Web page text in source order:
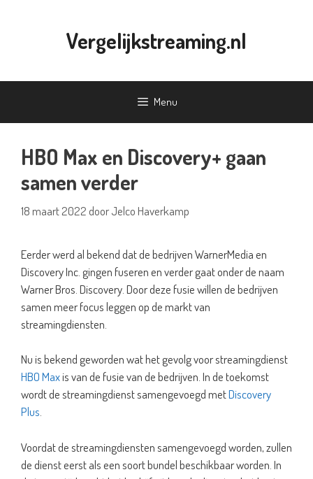
Vergelijkstreaming.nl
Menu
HBO Max en Discovery+ gaan
samen verder
18 maart 2022 doorJelco Haverkamp
Eerder werd al bekend dat de bedrijven WarnerMedia en
Discovery Inc. gingen fuseren en verder gaat onder de naam
Warner Bros. Discovery. Door deze fusie willen de bedrijven
samen meer focus leggen op de markt van
streamingdiensten.
Nu is bekend geworden wat het gevolg voor streamingdienst
HBO Maxis van de fusie van de bedrijven. In de toekomst
wordt de streamingdienst samengevoegd metDiscovery
Plus
Voordat de streamingdiensten samengevoegd worden, zullen
de dienst eerst als een soort bundel beschikbaar worden. In